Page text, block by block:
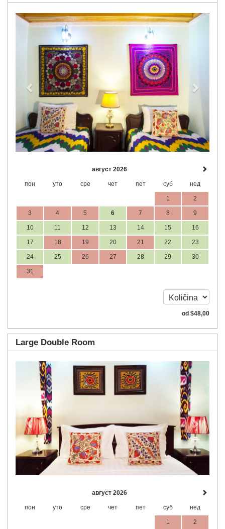
Previous Next
август 2026
пон уто сре чет пет суб нед
1 2
3 4 5 6 7 8 9
10 11 12 13 14 15 16
17 18 19 20 21 22 23
24 25 26 27 28 29 30
31
od $48,00
Large Double Room
Previous
август 2026
пон уто сре чет пет суб нед
1 2